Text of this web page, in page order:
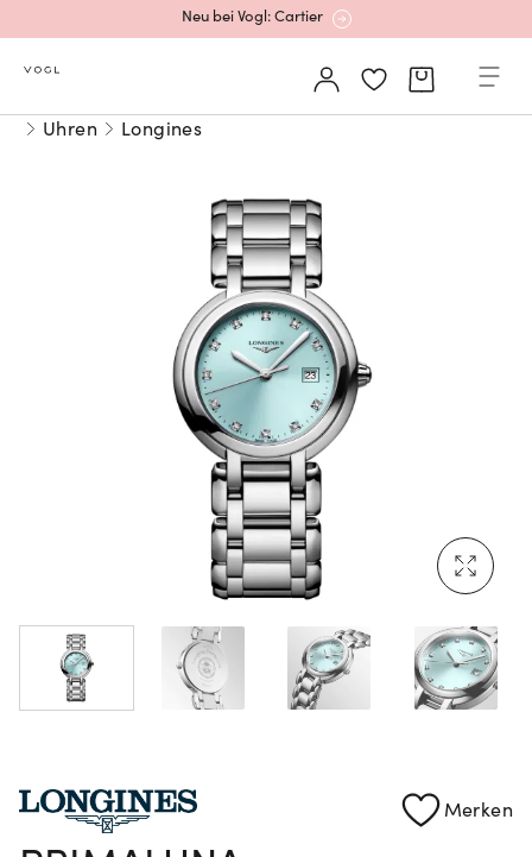
Neu bei Vogl: Cartier
Mehr erfahren: Ikonische Uhren von Cartier
Rolex Certified Pre-Owned entdecken
Neu bei Vogl: Uhren von Grand Seiko
Neu bei Vogl: Cartier
Mehr erfahren: Ikonische Uhren von Cartier
Rolex Certified Pre-Owned entdecken
Uhren Longines
Merken